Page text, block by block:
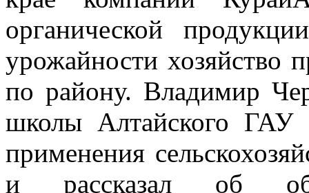
органической
урожайности хозяйство
по району. Владимир
школы Алтайского ГАУ
применения
и рассказал об